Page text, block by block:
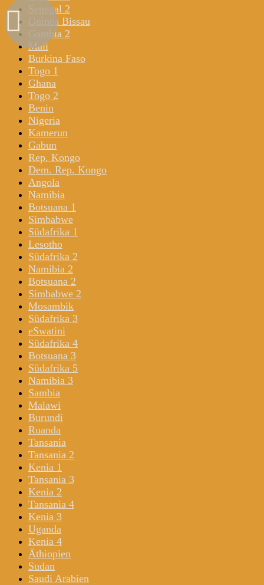
Senegal 2
Guinea Bissau
Gambia 2
Mali
Burkina Faso
Togo 1
Ghana
Togo 2
Benin
Nigeria
Kamerun
Gabun
Rep. Kongo
Dem. Rep. Kongo
Angola
Namibia
Botsuana 1
Simbabwe
Südafrika 1
Lesotho
Südafrika 2
Namibia 2
Botsuana 2
Simbabwe 2
Mosambik
Südafrika 3
eSwatini
Südafrika 4
Botsuana 3
Südafrika 5
Namibia 3
Sambia
Malawi
Burundi
Ruanda
Tansania
Tansania 2
Kenia 1
Tansania 3
Kenia 2
Tansania 4
Kenia 3
Uganda
Kenia 4
Äthiopien
Sudan
Saudi Arabien